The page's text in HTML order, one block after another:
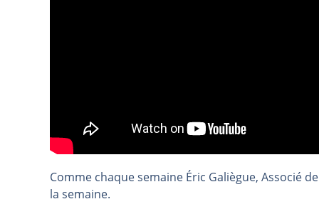
EUR/USD : Une réunion à priori
Les événements de cette
La France, maillon faible de
Comme chaque semaine Éric Galiègue, Associé
la semaine.